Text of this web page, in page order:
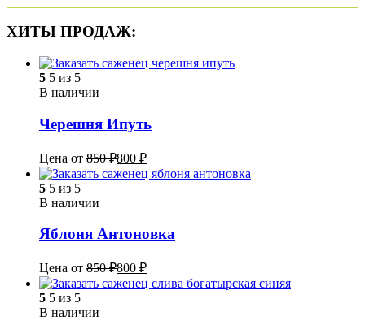
ХИТЫ ПРОДАЖ:
5 5 из 5
В наличии
Черешня Ипуть
Цена от 850₽800 ₽
5 5 из 5
В наличии
Яблоня Антоновка
Цена от 850₽800 ₽
5 5 из 5
В наличии